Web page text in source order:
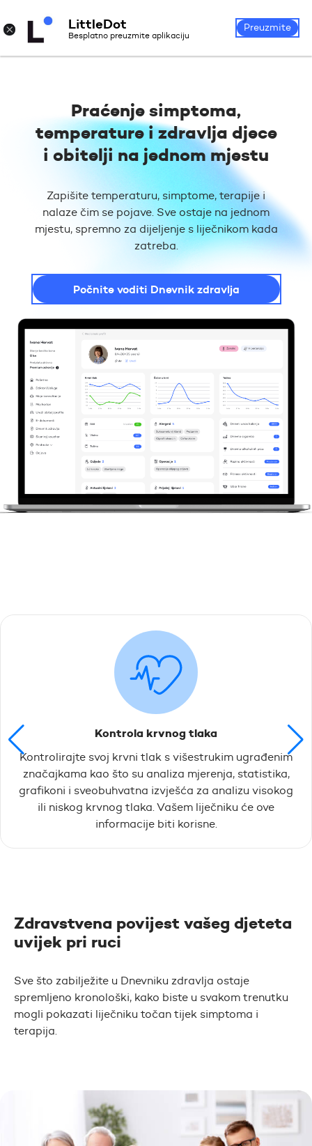
Prijava
Praćenje simptoma,
temperature i zdravlja djece
i obitelji na jednom mjestu
Zapišite temperaturu, simptome, terapije i
nalaze čim se pojave. Sve ostaje na jednom
mjestu, spremno za dijeljenje s liječnikom kada
zatreba.
Počnite voditi Dnevnik zdravlja
Kontrola krvnog tlaka
Kontrolirajte svoj krvni tlak s višestrukim ugrađenim
značajkama kao što su analiza mjerenja, statistika,
grafikoni i sveobuhvatna izvješća za analizu visokog
ili niskog krvnog tlaka. Vašem liječniku će ove
informacije biti korisne.
Zdravstvena povijest vašeg djeteta
uvijek pri ruci
Sve što zabilježite u Dnevniku zdravlja ostaje
spremljeno kronološki, kako biste u svakom trenutku
mogli pokazati liječniku točan tijek simptoma i
terapija.
× LittleDot
Besplatno preuzmite aplikaciju
Preuzmite